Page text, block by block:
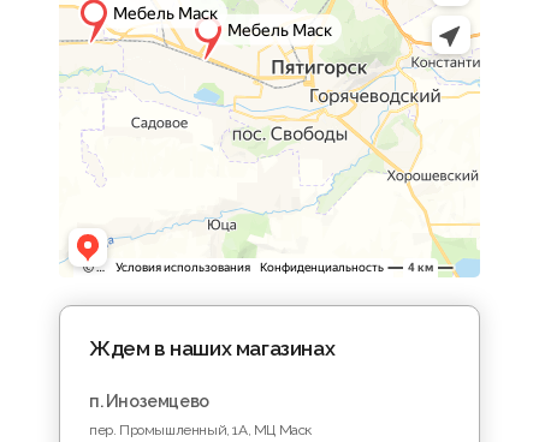
Ждем в наших магазинах
п. Иноземцево
пер. Промышленный, 1A, МЦ Маск